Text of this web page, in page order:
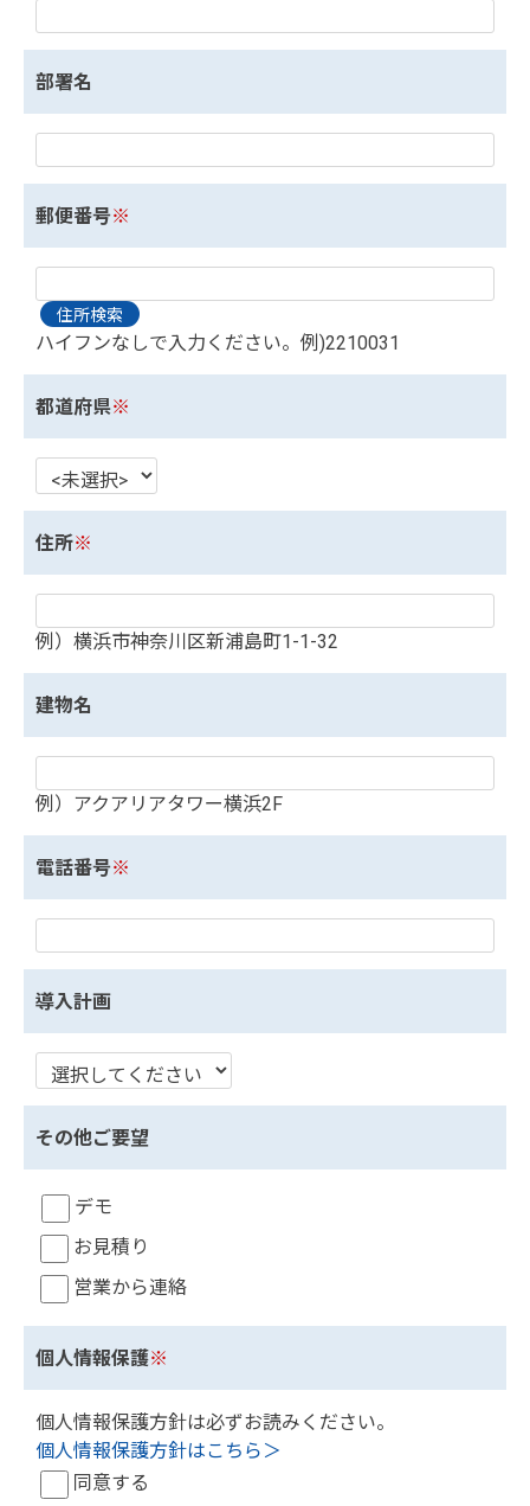
部署名
郵便番号※
ハイフンなしで入力ください。例)2210031
都道府県※
住所※
例）横浜市神奈川区新浦島町1-1-32
建物名
例）アクアリアタワー横浜2F
電話番号※
導入計画
その他ご要望
デモ
お見積り
営業から連絡
個人情報保護※
個人情報保護方針は必ずお読みください。
個人情報保護方針はこちら＞
同意する